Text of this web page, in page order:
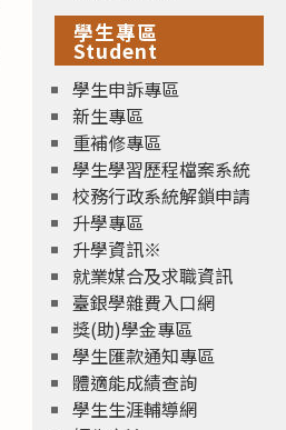
學生專區
Student
學生申訴專區
新生專區
重補修專區
學生學習歷程檔案系統
校務行政系統解鎖申請
升學專區
升學資訊※
就業媒合及求職資訊
臺銀學雜費入口網
獎(助)學金專區
學生匯款通知專區
體適能成績查詢
學生生涯輔導網